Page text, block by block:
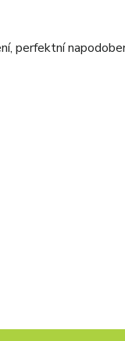
perfektní